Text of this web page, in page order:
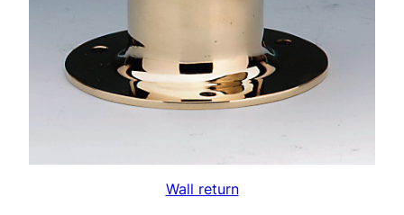
Wall return